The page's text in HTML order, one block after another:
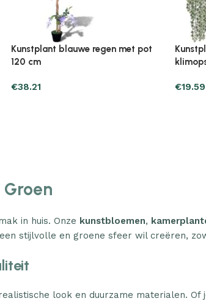
Plantenonline Broeikas 110×58,5×39
cm vurenhout grijs
€46.05
cm
€85.25
in huis. Onze kunstbloemen,
stijlvolle en groene sfeer wil creëren,
look en duurzame materialen.